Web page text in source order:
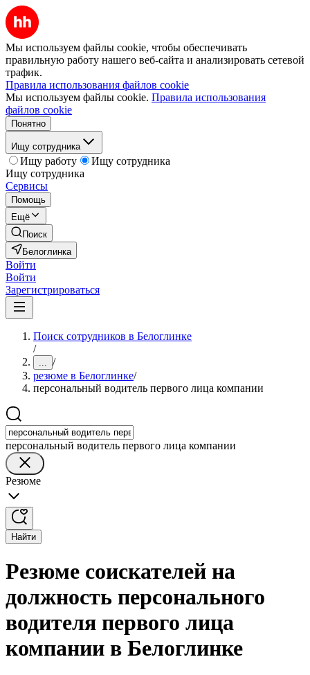
Мы используем файлы cookie, чтобы обеспечивать
правильную работу нашего веб-сайта и анализировать сетевой
трафик.
Правила использования файлов cookie
Мы используем файлы cookie. Правила использования
файлов cookie
Понятно
Ищу сотрудника
Ищу работу
Ищу сотрудника
Ищу сотрудника
Сервисы
Помощь
Ещё
Поиск
Белоглинка
Войти
Войти
Зарегистрироваться
Поиск сотрудников в Белоглинке
/
... /
резюме в Белоглинке/
персональный водитель первого лица компании
персональный водитель первого лица компании
Резюме
Найти
Резюме соискателей на
должность персонального
водителя первого лица
компании в Белоглинке